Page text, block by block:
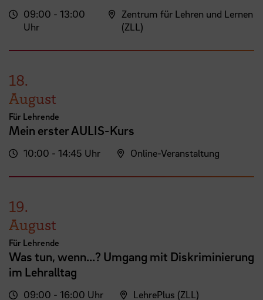
09:00 - 13:00
Uhr
Zentrum für Lehren und Lernen
(ZLL)
18.
August
Für Lehrende
Mein erster AULIS-Kurs
10:00 - 14:45 Uhr Online-Veranstaltung
19.
August
Für Lehrende
Was tun, wenn...? Umgang mit Diskriminierung
im Lehralltag
09:00 - 16:00 Uhr LehrePlus (ZLL)